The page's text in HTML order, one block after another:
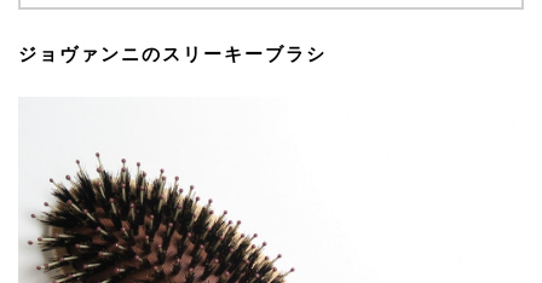
ジョヴァンニのスリーキーブラシ